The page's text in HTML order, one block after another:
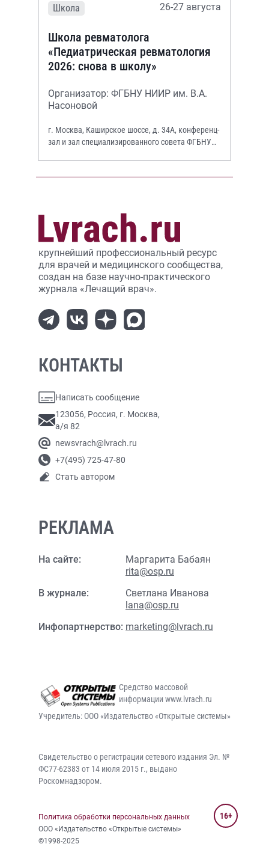
Школа 26-27 августа
Школа ревматолога
«Педиатрическая ревматология
2026: снова в школу»
Организатор: ФГБНУ НИИР им. В.А.
Насоновой
г. Москва, Каширское шоссе, д. 34А, конференц-
зал и зал специализированного совета ФГБНУ
крупнейший профессиональный ресурс
для врачей и медицинского сообщества,
создан на базе научно-практического
журнала «Лечащий врач».
КОНТАКТЫ
Написать сообщение
123056, Россия, г. Москва,
а/я 82
newsvrach@lvrach.ru
+7(495) 725-47-80
Стать автором
РЕКЛАМА
На сайте:
Маргарита Бабаян
rita@osp.ru
В журнале:
Светлана Иванова
lana@osp.ru
Инфопартнерство: marketing@lvrach.ru
Средство массовой
информации www.lvrach.ru
Учредитель: ООО «Издательство «Открытые системы»
Свидетельство о регистрации сетевого издания Эл. №
ФС77-62383 от 14 июля 2015 г., выдано
Роскомнадзором.
Политика обработки персональных данных
ООО «Издательство «Открытые системы»
©1998-2025
16+